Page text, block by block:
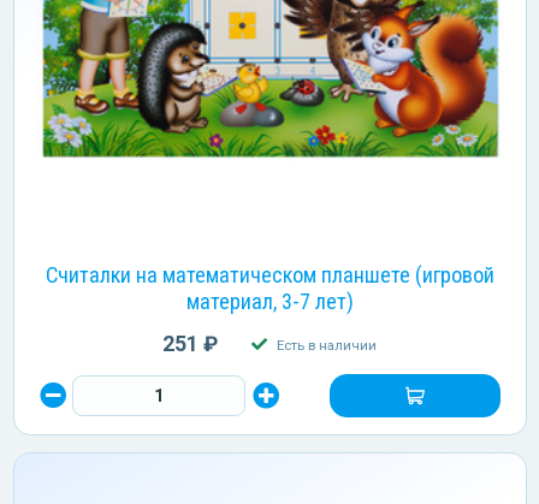
Считалки на математическом планшете (игровой
материал, 3-7 лет)
251 ₽ Есть в наличии